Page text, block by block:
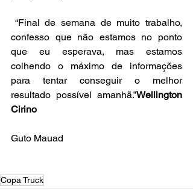
“Final de semana de muito trabalho,
confesso que não estamos no ponto
que eu esperava, mas estamos
colhendo o máximo de informações
para tentar conseguir o melhor
resultado possível amanhã.”Wellington
Cirino
Guto Mauad
Copa Truck